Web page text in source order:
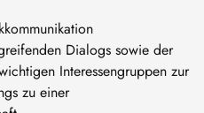
Dialogs sowie der
Interessengruppen zur
zu einer